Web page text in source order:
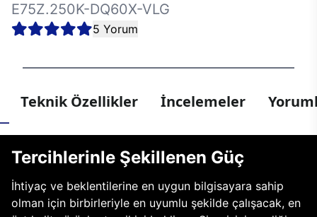
E75Z.250K-DQ60X-VLG
5 Yorum
Teknik Özellikler İncelemeler
Tercihlerinle Şekillenen Güç
İhtiyaç ve beklentilerine en uygun bilgisayara sahip
olman için birbirleriyle en uyumlu şekilde çalışacak, en